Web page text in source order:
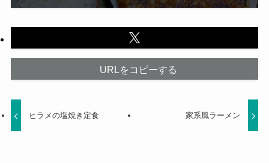
URLをコピーする
ヒラメの塩焼き定食 家系風ラーメン